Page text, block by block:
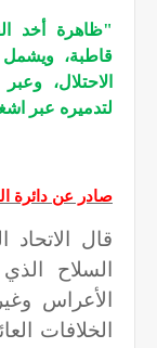
"ظاهرة أخد
قاطبة،
الاحتلال،
لتدميره عبر
صادر عن دائرة
قال
السلاح
الأعراس
الخلافات